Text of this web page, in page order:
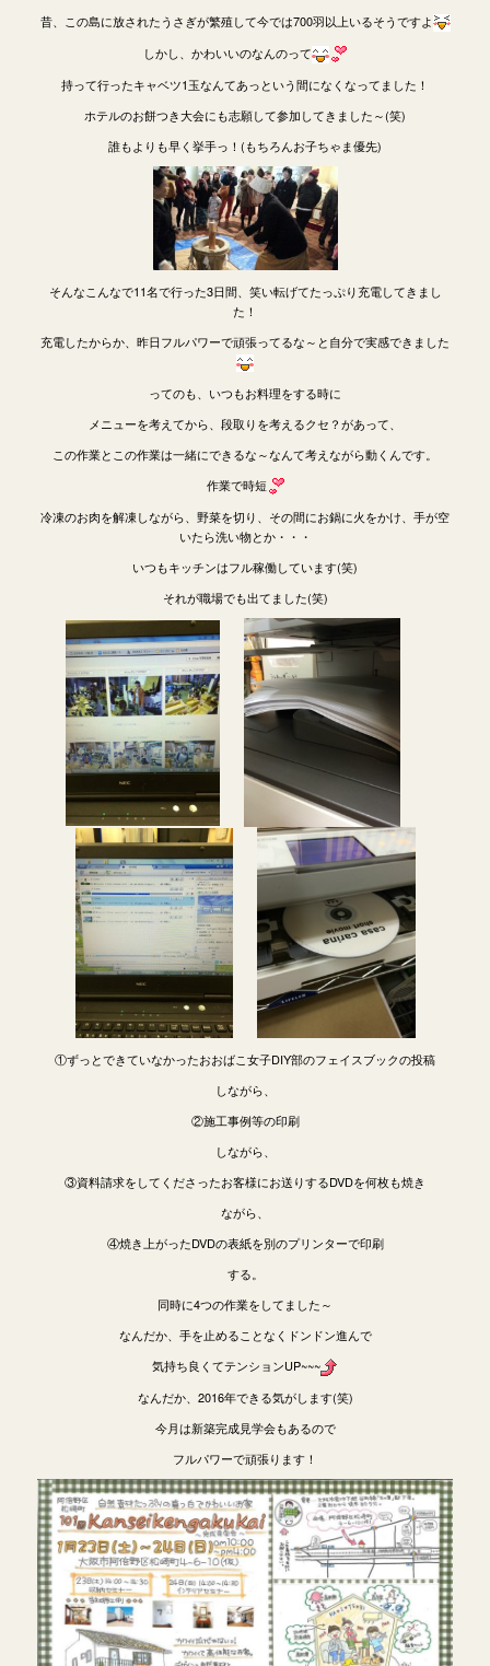
昔、この島に放されたうさぎが繁殖して今では700羽以上いるそうですよ
しかし、かわいいのなんのって
持って行ったキャベツ1玉なんてあっという間になくなってました！
ホテルのお餅つき大会にも志願して参加してきました～(笑)
誰もよりも早く挙手っ！(もちろんお子ちゃま優先)
そんなこんなで11名で行った3日間、笑い転げてたっぷり充電してきまし
た！
充電したからか、昨日フルパワーで頑張ってるな～と自分で実感できました
ってのも、いつもお料理をする時に
メニューを考えてから、段取りを考えるクセ？があって、
この作業とこの作業は一緒にできるな～なんて考えながら動くんです。
作業で時短
冷凍のお肉を解凍しながら、野菜を切り、その間にお鍋に火をかけ、手が空
いたら洗い物とか・・・
いつもキッチンはフル稼働しています(笑)
それが職場でも出てました(笑)
①ずっとできていなかったおおばこ女子DIY部のフェイスブックの投稿
しながら、
②施工事例等の印刷
しながら、
③資料請求をしてくださったお客様にお送りするDVDを何枚も焼き
ながら、
④焼き上がったDVDの表紙を別のプリンターで印刷
する。
同時に4つの作業をしてました～
なんだか、手を止めることなくドンドン進んで
気持ち良くてテンションUP~~~
なんだか、2016年できる気がします(笑)
今月は新築完成見学会もあるので
フルパワーで頑張ります！